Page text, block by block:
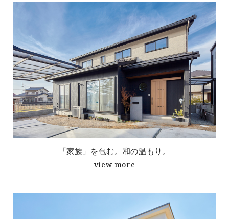
「家族」を包む。和の温もり。
view more